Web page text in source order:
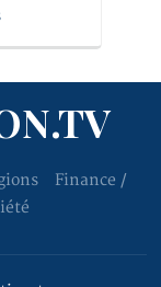
Finance /